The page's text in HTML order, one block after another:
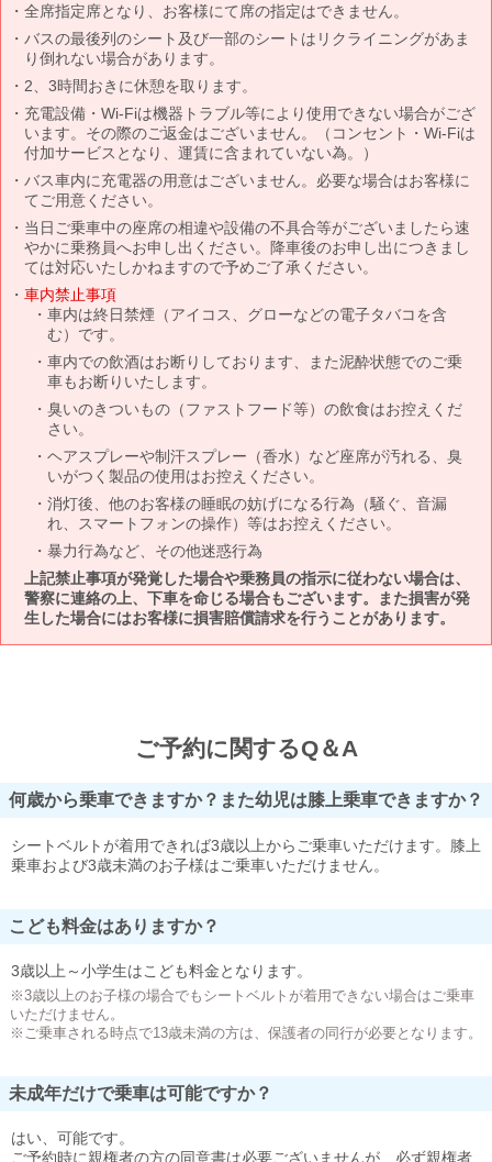
全席指定席となり、お客様にて席の指定はできません。
バスの最後列のシート及び一部のシートはリクライニングがあま
り倒れない場合があります。
2、3時間おきに休憩を取ります。
充電設備・Wi-Fiは機器トラブル等により使用できない場合がござ
います。その際のご返金はございません。（コンセント・Wi-Fiは
付加サービスとなり、運賃に含まれていない為。）
バス車内に充電器の用意はございません。必要な場合はお客様に
てご用意ください。
当日ご乗車中の座席の相違や設備の不具合等がございましたら速
やかに乗務員へお申し出ください。降車後のお申し出につきまし
ては対応いたしかねますので予めご了承ください。
車内禁止事項
車内は終日禁煙（アイコス、グローなどの電子タバコを含
む）です。
車内での飲酒はお断りしております、また泥酔状態でのご乗
車もお断りいたします。
臭いのきついもの（ファストフード等）の飲食はお控えくだ
さい。
ヘアスプレーや制汗スプレー（香水）など座席が汚れる、臭
いがつく製品の使用はお控えください。
消灯後、他のお客様の睡眠の妨げになる行為（騒ぐ、音漏
れ、スマートフォンの操作）等はお控えください。
暴力行為など、その他迷惑行為
上記禁止事項が発覚した場合や乗務員の指示に従わない場合は、
警察に連絡の上、下車を命じる場合もございます。また損害が発
生した場合にはお客様に損害賠償請求を行うことがあります。
ご予約に関するQ＆A
何歳から乗車できますか？また幼児は膝上乗車できますか？
シートベルトが着用できれば3歳以上からご乗車いただけます。膝上
乗車および3歳未満のお子様はご乗車いただけません。
こども料金はありますか？
3歳以上～小学生はこども料金となります。
※3歳以上のお子様の場合でもシートベルトが着用できない場合はご乗車
いただけません。
※ご乗車される時点で13歳未満の方は、保護者の同行が必要となります。
未成年だけで乗車は可能ですか？
はい、可能です。
ご予約時に親権者の方の同意書は必要ございませんが、必ず親権者